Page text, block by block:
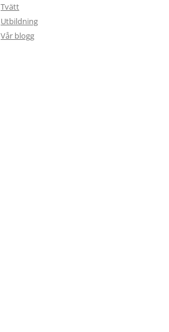
Tvätt
Utbildning
Vår blogg